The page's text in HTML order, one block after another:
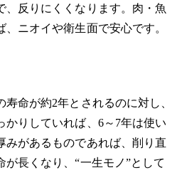
、反りにくくなります。肉・魚
ニオイや衛生面で安心です。
命が約2年とされるのに対し、
かりしていれば、6～7年は使い
みがあるものであれば、削り直
が長くなり、“一生モノ”として